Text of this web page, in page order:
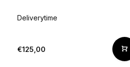
Deliverytime
€125,00